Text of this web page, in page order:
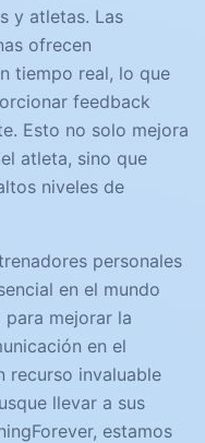
y atletas. Las
ofrecen
tiempo real, lo que
feedback
Esto no solo mejora
atleta, sino que
niveles de
personales
en el mundo
para mejorar la
en el
recurso invaluable
llevar a sus
estamos